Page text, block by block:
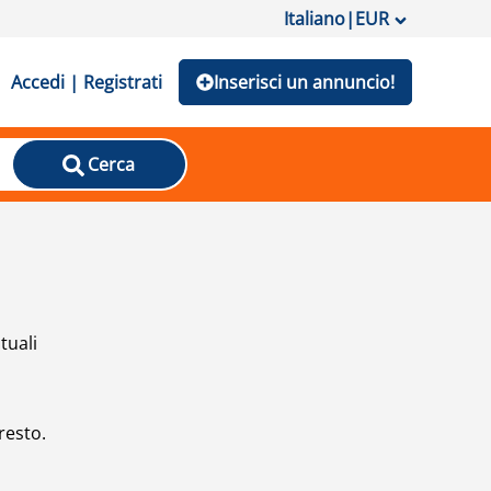
Italiano|EUR
Accedi | Registrati Inserisci un annuncio!
Cerca